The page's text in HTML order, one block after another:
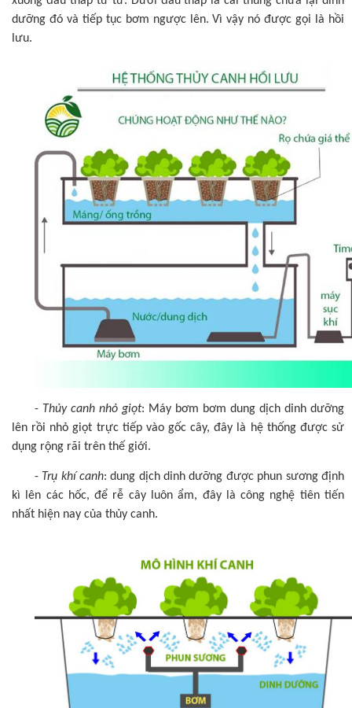
dưỡng đó và tiếp tục bơm ngược lên. Vì vậy nó được gọi là hồi
lưu.
-Thủy canh nhỏ giọt: Máy bơm bơm dung dịch dinh dưỡng
lên rồi nhỏ giọt trực tiếp vào gốc cây, đây là hệ thống được sử
dụng rộng rãi trên thế giới.
- Trụ khí canh: dung dịch dinh dưỡng được phun sương định
kì lên các hốc, để rễ cây luôn ẩm, đây là công nghệ tiên tiến
nhất hiện nay của thủy canh.